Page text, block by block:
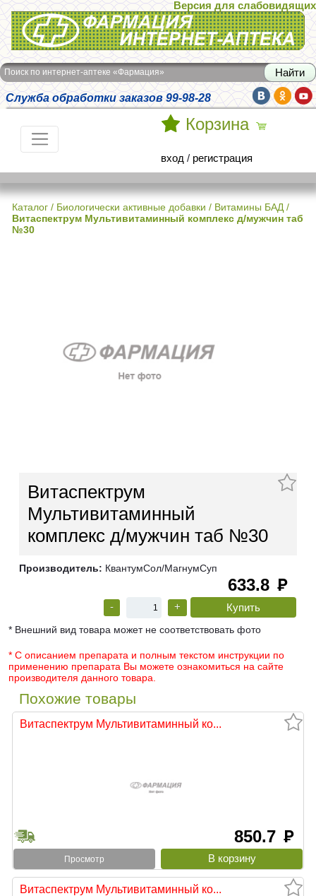
Интернет-аптека Фармация
Версия для слабовидящих
Поиск по интернет-аптеке «Фармация»
Служба обработки заказов 99-98-28
Корзина
вход / регистрация
Каталог / Биологически активные добавки / Витамины БАД /
Витаспектрум Мультивитаминный комплекс д/мужчин таб
№30
Витаспектрум
Мультивитаминный
комплекс д/мужчин таб №30
Производитель: КвантумСол/МагнумСуп
633.8 руб
- +
* Внешний вид товара может не соответствовать фото
* С описанием препарата и полным текстом инструкции по
применению препарата Вы можете ознакомиться на сайте
производителя данного товара.
Похожие товары
Витаспектрум Мультивитаминный ко...
850.7 руб
Просмотр
Витаспектрум Мультивитаминный ко...